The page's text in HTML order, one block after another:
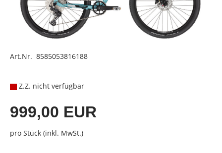
Art.Nr. 8585053816188
Z.Z. nicht verfügbar
999,00 EUR
pro Stück (inkl. MwSt.)